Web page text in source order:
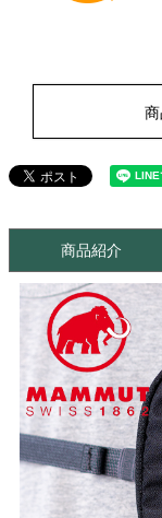
商品紹介